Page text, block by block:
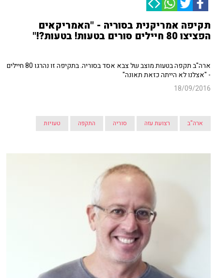
תקיפה אמריקנית בסוריה - "האמריקאים
הפציצו 80 חיילים סורים בטעות! בטעות?!"
ארה"ב תקפה בטעות מוצב של צבא אסד בסוריה. בתקיפה זו נהרגו 80 חיילים
- "אצלנו לא הייתה כזאת תאונה"
18/09/2016
ארה"ב רצועת עזה סוריה התקפה טעויות